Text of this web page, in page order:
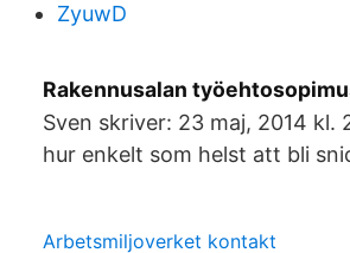
ZyuwD
Rakennusalan
Sven skriver: 23 maj, 2014 kl.
hur enkelt som helst att bli
Arbetsmiljoverket kontakt